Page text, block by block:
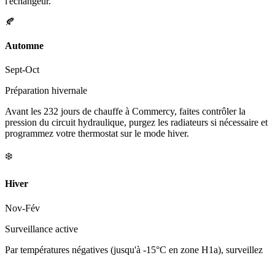
🍂
Automne
Sept-Oct
Préparation hivernale
Avant les 232 jours de chauffe à Commercy, faites contrôler la
pression du circuit hydraulique, purgez les radiateurs si nécessaire et
programmez votre thermostat sur le mode hiver.
❄️
Hiver
Nov-Fév
Surveillance active
Par températures négatives (jusqu'à -15°C en zone H1a), surveillez